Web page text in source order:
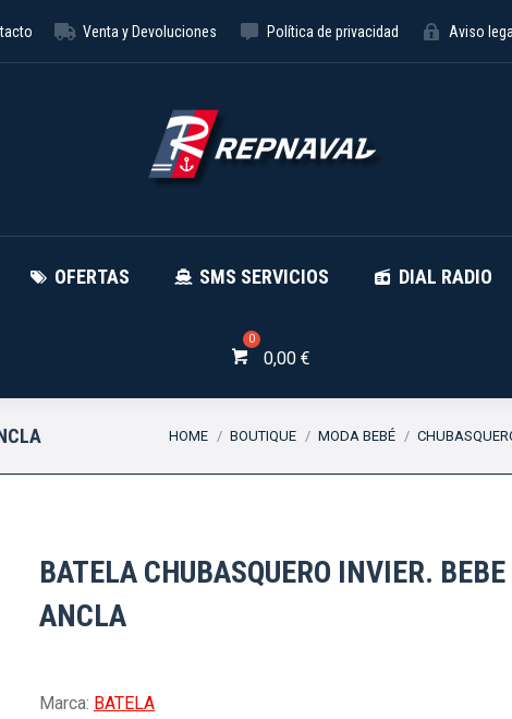
Venta y Devoluciones Política de privacidad Aviso
OFERTAS SMS SERVICIOS DIAL RADIO
0,00 €
You are here:
HOME BOUTIQUE MODA BEBÉ
BATELA CHUBASQUERO INVIER.
ANCLA
Marca: BATELA
NÁUTICA OFERTAS SMS